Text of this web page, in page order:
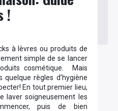
!
à lèvres ou produits de
simple de se lancer
cosmétique. Mais
règles d’hygiène
En tout premier lieu,
laver soigneusement les
puis de bien